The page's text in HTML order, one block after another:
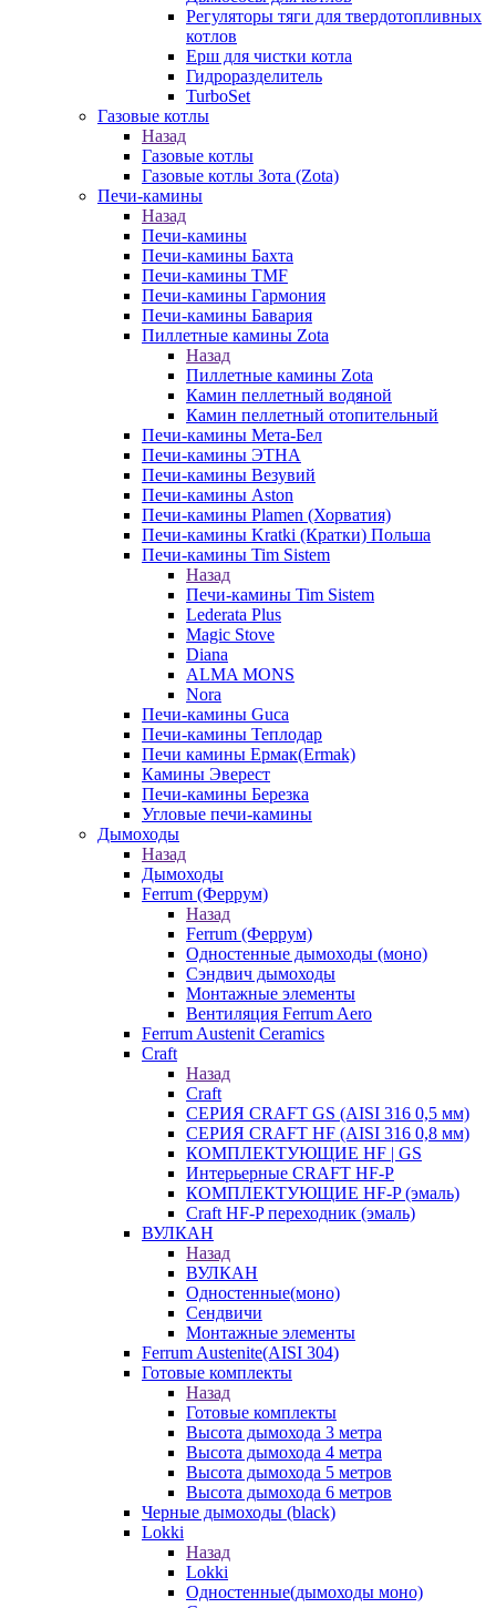
Регуляторы тяги для твердотопливных
котлов
Ерш для чистки котла
Гидроразделитель
TurboSet
Газовые котлы
Назад
Газовые котлы
Газовые котлы Зота (Zota)
Печи-камины
Назад
Печи-камины
Печи-камины Бахта
Печи-камины TMF
Печи-камины Гармония
Печи-камины Бавария
Пиллетные камины Zota
Назад
Пиллетные камины Zota
Камин пеллетный водяной
Камин пеллетный отопительный
Печи-камины Мета-Бел
Печи-камины ЭТНА
Печи-камины Везувий
Печи-камины Aston
Печи-камины Plamen (Хорватия)
Печи-камины Kratki (Кратки) Польша
Печи-камины Tim Sistem
Назад
Печи-камины Tim Sistem
Lederata Plus
Magic Stove
Diana
ALMA MONS
Nora
Печи-камины Guca
Печи-камины Теплодар
Печи камины Ермак(Ermak)
Камины Эверест
Печи-камины Березка
Угловые печи-камины
Дымоходы
Назад
Дымоходы
Ferrum (Феррум)
Назад
Ferrum (Феррум)
Одностенные дымоходы (моно)
Сэндвич дымоходы
Монтажные элементы
Вентиляция Ferrum Aero
Ferrum Austenit Ceramics
Craft
Назад
Craft
СЕРИЯ CRAFT GS (AISI 316 0,5 мм)
СЕРИЯ CRAFT HF (AISI 316 0,8 мм)
КОМПЛЕКТУЮЩИЕ HF | GS
Интерьерные CRAFT HF-P
КОМПЛЕКТУЮЩИЕ HF-P (эмаль)
Craft HF-P переходник (эмаль)
ВУЛКАН
Назад
ВУЛКАН
Одностенные(моно)
Сендвичи
Монтажные элементы
Ferrum Austenite(AISI 304)
Готовые комплекты
Назад
Готовые комплекты
Высота дымохода 3 метра
Высота дымохода 4 метра
Высота дымохода 5 метров
Высота дымохода 6 метров
Черные дымоходы (black)
Lokki
Назад
Lokki
Одностенные(дымоходы моно)